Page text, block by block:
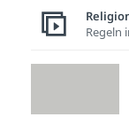
Regeln